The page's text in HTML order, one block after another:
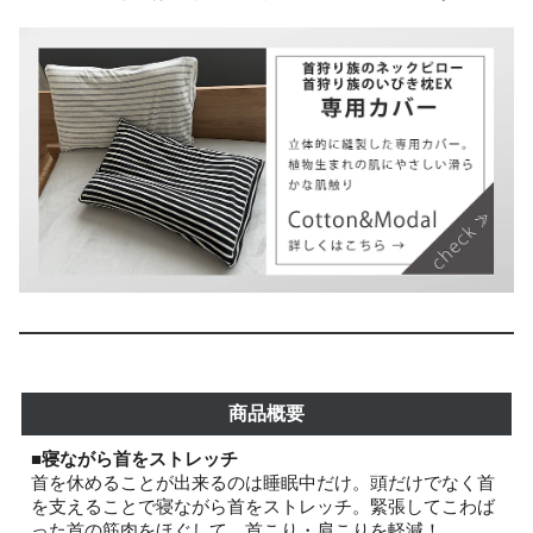
商品概要
■寝ながら首をストレッチ
首を休めることが出来るのは睡眠中だけ。頭だけでなく首
を支えることで寝ながら首をストレッチ。緊張してこわば